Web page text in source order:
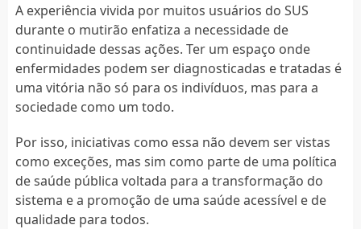
A experiência vivida por muitos usuários do SUS
durante o mutirão enfatiza a necessidade de
continuidade dessas ações. Ter um espaço onde
enfermidades podem ser diagnosticadas e tratadas é
uma vitória não só para os indivíduos, mas para a
sociedade como um todo.
Por isso, iniciativas como essa não devem ser vistas
como exceções, mas sim como parte de uma política
de saúde pública voltada para a transformação do
sistema e a promoção de uma saúde acessível e de
qualidade para todos.